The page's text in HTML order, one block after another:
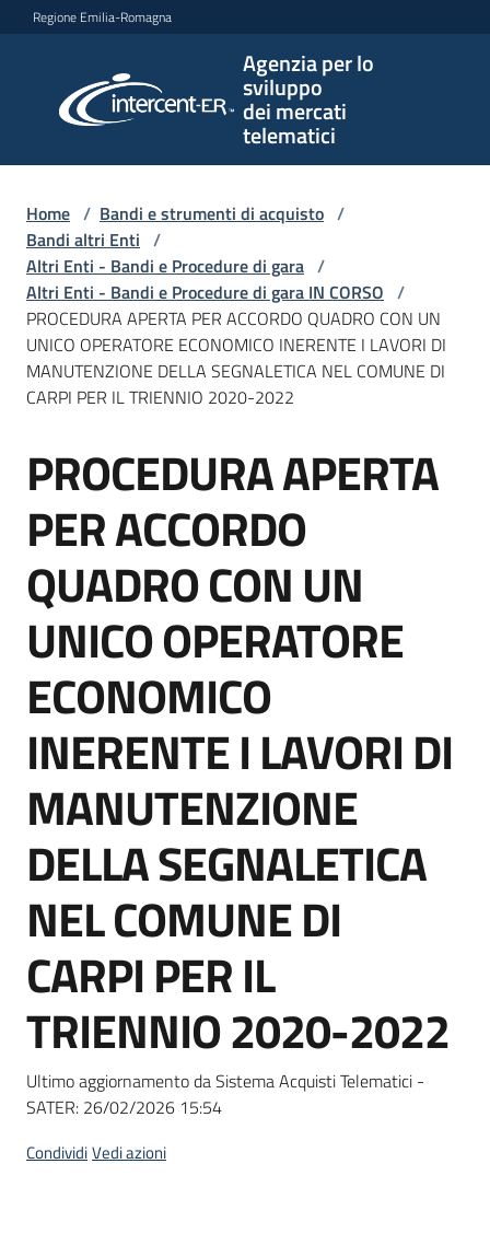
Vai al contenuto
Vai alla navigazione
Vai al footer
Regione Emilia-Romagna
Agenzia per lo
sviluppo
dei mercati
telematici
per lo
sviluppo
telematici
L'Agenzia
Bandi
strumenti
di
Supporto
Piattaforme
telematiche
English
site
Seguici
su
Home / Bandi e strumenti di acquisto /
Bandi altri Enti /
Altri Enti - Bandi e Procedure di gara /
Altri Enti - Bandi e Procedure di gara IN CORSO /
PROCEDURA APERTA PER ACCORDO QUADRO CON UN
UNICO OPERATORE ECONOMICO INERENTE I LAVORI DI
MANUTENZIONE DELLA SEGNALETICA NEL COMUNE DI
CARPI PER IL TRIENNIO 2020-2022
Salta al contenuto
PROCEDURA APERTA
PER ACCORDO
QUADRO CON UN
UNICO OPERATORE
ECONOMICO
INERENTE I LAVORI DI
MANUTENZIONE
DELLA SEGNALETICA
NEL COMUNE DI
CARPI PER IL
TRIENNIO 2020-2022
Ultimo aggiornamento da Sistema Acquisti Telematici -
SATER: 26/02/2026 15:54
CondividiVedi azioni